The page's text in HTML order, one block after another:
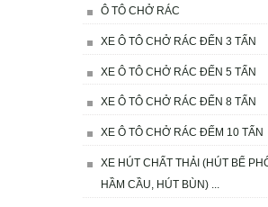
Ô TÔ CHỞ RÁC
XE Ô TÔ CHỞ RÁC ĐẾN 3 TẤN
XE Ô TÔ CHỞ RÁC ĐẾN 5 TẤN
XE Ô TÔ CHỞ RÁC ĐẾN 8 TẤN
XE Ô TÔ CHỞ RÁC ĐẾM 10 TẤN
XE HÚT CHẤT THẢI (HÚT BỂ
HẦM CẦU, HÚT BÙN) ...